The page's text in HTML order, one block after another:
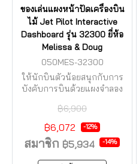
ของเล่นแผงหน้าปัดเครื่องบิน
ไม้ Jet Pilot Interactive
Dashboard รุ่น 32300 ยี่ห้อ
Melissa & Doug
050MES-32300
ให้นักบินตัวน้อยสนุกกับการ
บังคับการบินด้วยแผงจำลอง
฿6,900
฿6,072 -12%
สมาชิก ฿5,934 -14%